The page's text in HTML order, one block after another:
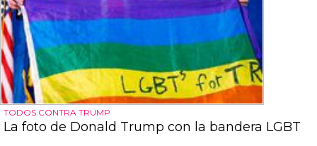
TODOS CONTRA TRUMP
La foto de Donald Trump con la bandera LGBT